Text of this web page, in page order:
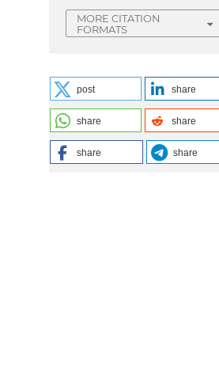
MORE CITATION
FORMATS
post share
share share
share share